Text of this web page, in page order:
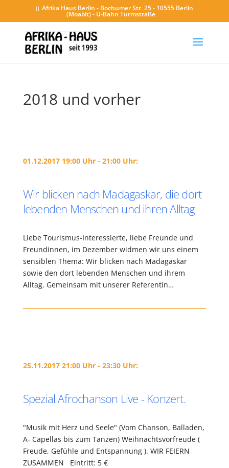
Afrika Haus Berlin - Bochumer Str. 25 - 10555 Berlin
(Moabit) - U-Bahn Turmstraße
2018 und vorher
01.12.2017 19:00 Uhr - 21:00 Uhr:
Wir blicken nach Madagaskar, die dort
lebenden Menschen und ihren Alltag
Liebe Tourismus-Interessierte, liebe Freunde und
Freundinnen, im Dezember widmen wir uns einem
sensiblen Thema: Wir blicken nach Madagaskar
sowie den dort lebenden Menschen und ihrem
Alltag. Gemeinsam mit unserer Referentin…
25.11.2017 21:00 Uhr - 23:30 Uhr:
Spezial Afrochanson Live - Konzert.
"Musik mit Herz und Seele" (Vom Chanson, Balladen,
A- Capellas bis zum Tanzen) Weihnachtsvorfreude (
Freude, Gefühle und Entspannung ). WIR FEIERN
ZUSAMMEN Eintritt: 5 €